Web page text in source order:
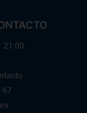
21:00
67